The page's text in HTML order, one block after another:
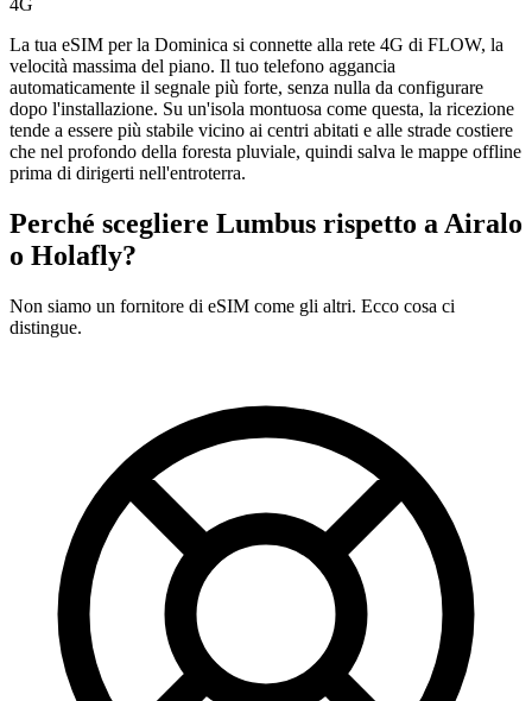
4G
La tua eSIM per la Dominica si connette alla rete 4G di FLOW, la
velocità massima del piano. Il tuo telefono aggancia
automaticamente il segnale più forte, senza nulla da configurare
dopo l'installazione. Su un'isola montuosa come questa, la ricezione
tende a essere più stabile vicino ai centri abitati e alle strade costiere
che nel profondo della foresta pluviale, quindi salva le mappe offline
prima di dirigerti nell'entroterra.
Perché scegliere Lumbus rispetto aAiralo
o Holafly?
Non siamo un fornitore di eSIM come gli altri. Ecco cosa ci
distingue.